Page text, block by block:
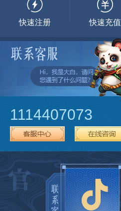
快速注册 快速充值
1114407073